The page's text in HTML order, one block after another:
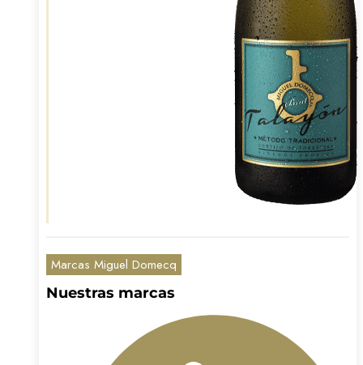
Marcas Miguel Domecq
Nuestras marcas